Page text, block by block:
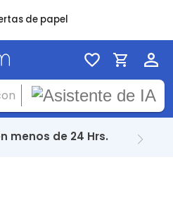
de papel
menos de 24 Hrs.